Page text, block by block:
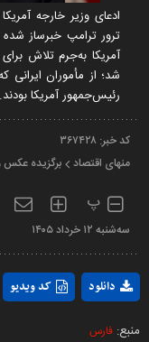
ادعای وزیر خارجه
ترور ترامپ خبرساز
آمریکا به‌جرم تلاش
شد؛ از مأموران ایرانی
رئیس‌جمهور آمریکا بودند.
کد خبر: ۳۶۷۴۲۸
منهای اقتصاد
برگزیده عکس
پ
سه‌شنبه ۱۲ خرداد ۱۴۰۵
کد ویدیو دانلود
منبع: فارس